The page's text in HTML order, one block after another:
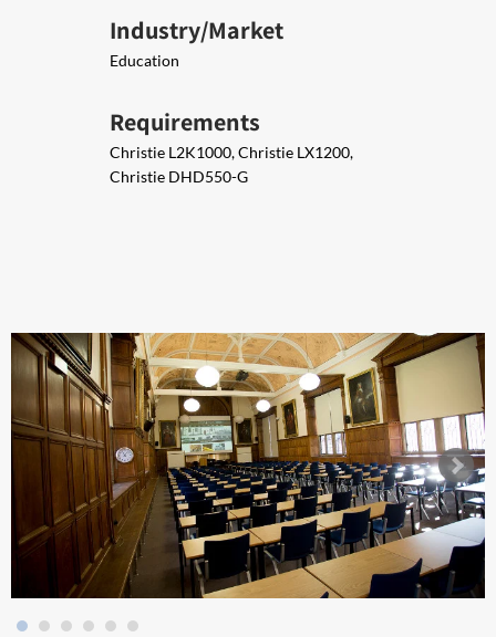
Industry/Market
Education
Requirements
Christie L2K1000, Christie LX1200,
Christie DHD550-G